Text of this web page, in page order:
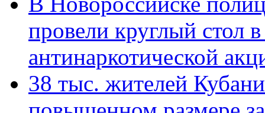
провели круглый стол
антинаркотической
38 тыс. жителей